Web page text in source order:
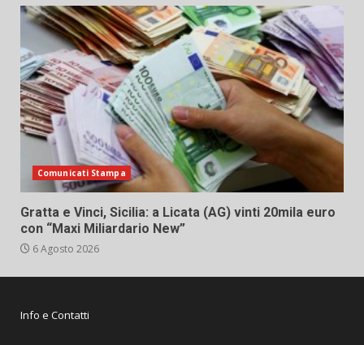
Comunicati Stampa
Gratta e Vinci, Sicilia: a Licata (AG) vinti 20mila euro
con “Maxi Miliardario New”
6 Agosto 2026
Info e Contatti